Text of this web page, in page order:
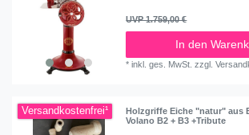
UVP 1.759,00 €
In den
*inkl. ges. MwSt. zzgl.
Versandkostenfrei¹
Holzgriffe Eiche "natur" aus
Volano B2 + B3 +Tribute